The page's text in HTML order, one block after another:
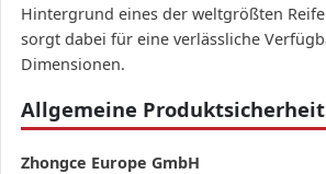
Hintergrund eines der weltgrößten
sorgt dabei für eine verlässliche
Dimensionen.
Allgemeine Produktsicherheit
Zhongce Europe GmbH